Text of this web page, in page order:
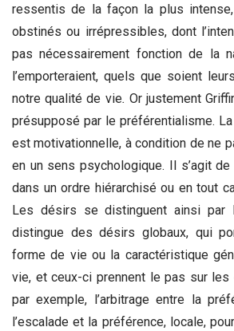
ressentis de la façon la plus
obstinés ou irrépressibles, dont
pas nécessairement fonction de la
l’emporteraient, quels que soient
notre qualité de vie. Or justement
présupposé par le préférentialisme.
est motivationnelle, à condition de ne
en un sens psychologique. Il s’agit
dans un ordre hiérarchisé ou en tout
Les désirs se distinguent ainsi par
distingue des désirs globaux, qui
forme de vie ou la caractéristique
vie, et ceux-ci prennent le pas sur
par exemple, l’arbitrage entre la
l’escalade et la préférence, locale,